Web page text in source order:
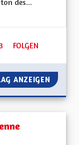
des...
53 FOLLOWER
FOLGEN
DRAPEAU ALSACIEN
ANZEIGEN